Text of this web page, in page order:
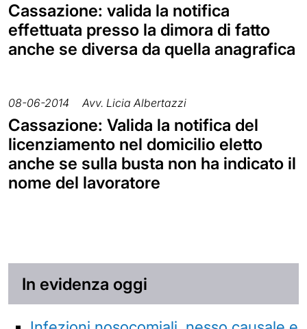
Cassazione: valida la notifica
effettuata presso la dimora di fatto
anche se diversa da quella anagrafica
08-06-2014 Avv. Licia Albertazzi
Cassazione: Valida la notifica del
licenziamento nel domicilio eletto
anche se sulla busta non ha indicato il
nome del lavoratore
In evidenza oggi